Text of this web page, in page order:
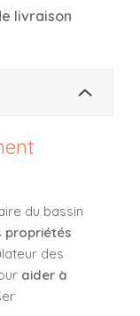
livraison
du bassin
propriétés
des
aider à